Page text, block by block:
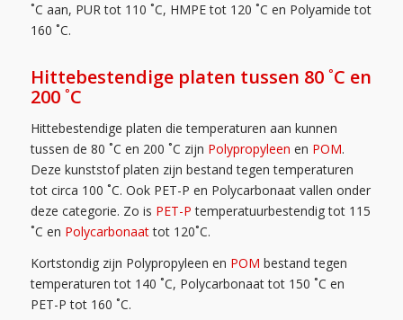
˚C aan, PUR tot 110 ˚C, HMPE tot 120 ˚C en Polyamide tot
160 ˚C.
Hittebestendige platen tussen 80 ˚C en
200 ˚C
Hittebestendige platen die temperaturen aan kunnen
tussen de 80 ˚C en 200 ˚C zijn Polypropyleen en POM.
Deze kunststof platen zijn bestand tegen temperaturen
tot circa 100 ˚C. Ook PET-P en Polycarbonaat vallen onder
deze categorie. Zo is PET-P temperatuurbestendig tot 115
˚C en Polycarbonaattot 120˚C.
Kortstondig zijn Polypropyleen en POM bestand tegen
temperaturen tot 140 ˚C, Polycarbonaat tot 150 ˚C en
PET-P tot 160 ˚C.